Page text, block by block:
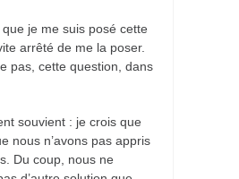
je me suis posé cette
arrêté de me la poser.
pas, cette question, dans
souvient : je crois que
nous n’avons pas appris
Du coup, nous ne